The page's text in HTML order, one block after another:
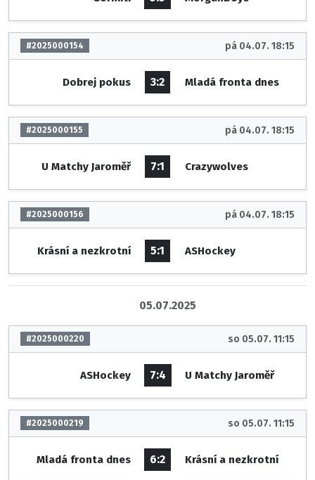
#2025000154 pá 04.07. 18:15
Dobrej pokus 3:2 Mladá fronta dnes
#2025000155 pá 04.07. 18:15
U Matchy Jaroměř 7:1 Crazywolves
#2025000156 pá 04.07. 18:15
Krásní a nezkrotní 5:1 ASHockey
05.07.2025
#2025000220 so 05.07. 11:15
ASHockey 7:4 U Matchy Jaroměř
#2025000219 so 05.07. 11:15
Mladá fronta dnes 6:2 Krásní a nezkrotní